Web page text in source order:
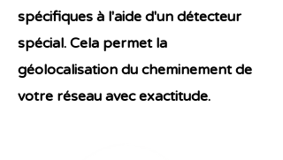
spécifiques à l'aide d'un détecteur
spécial. Cela permet la
géolocalisation du cheminement de
votre réseau avec exactitude.